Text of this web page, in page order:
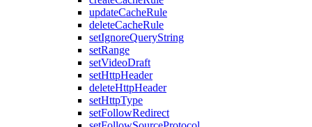
updateCacheRule
deleteCacheRule
setIgnoreQueryString
setRange
setVideoDraft
setHttpHeader
deleteHttpHeader
setHttpType
setFollowRedirect